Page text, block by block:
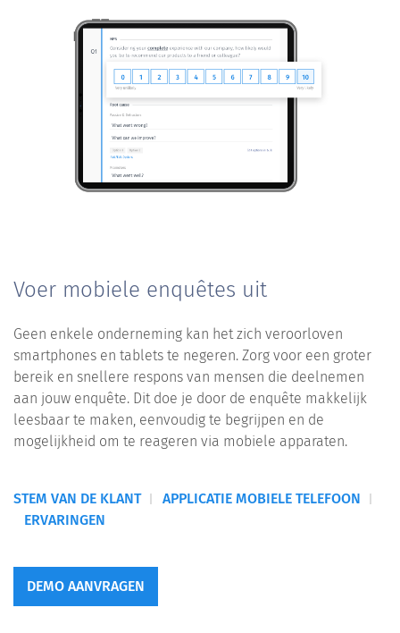
Voer mobiele enquêtes uit
Geen enkele onderneming kan het zich veroorloven
smartphones en tablets te negeren. Zorg voor een groter
bereik en snellere respons van mensen die deelnemen
aan jouw enquête. Dit doe je door de enquête makkelijk
leesbaar te maken, eenvoudig te begrijpen en de
mogelijkheid om te reageren via mobiele apparaten.
STEM VAN DE KLANT
APPLICATIE MOBIELE TELEFOON
ERVARINGEN
DEMO AANVRAGEN